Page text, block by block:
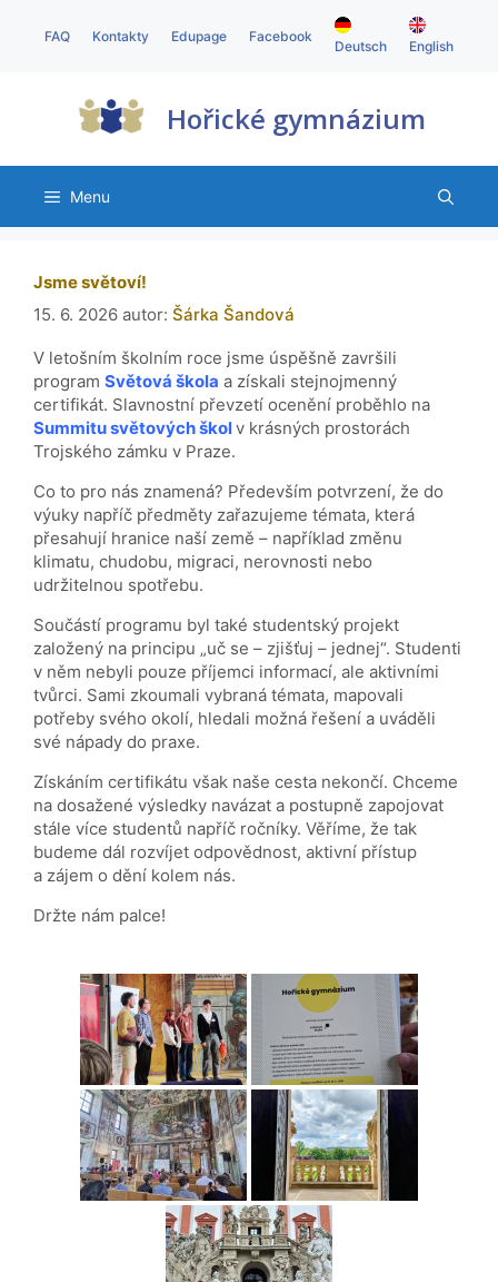
FAQ Kontakty Edupage Facebook
Deutsch English
Hořické gymnázium
Menu
Jsme světoví!
15. 6. 2026 autor: Šárka Šandová
V letošním školním roce jsme úspěšně završili
program Světová škola a získali stejnojmenný
certifikát. Slavnostní převzetí ocenění proběhlo na
Summitu světových školv krásných prostorách
Trojského zámku v Praze.
Co to pro nás znamená? Především potvrzení, že do
výuky napříč předměty zařazujeme témata, která
přesahují hranice naší země – například změnu
klimatu, chudobu, migraci, nerovnosti nebo
udržitelnou spotřebu.
Součástí programu byl také studentský projekt
založený na principu „uč se – zjišťuj – jednej“. Studenti
v něm nebyli pouze příjemci informací, ale aktivními
tvůrci. Sami zkoumali vybraná témata, mapovali
potřeby svého okolí, hledali možná řešení a uváděli
své nápady do praxe.
Získáním certifikátu však naše cesta nekončí. Chceme
na dosažené výsledky navázat a postupně zapojovat
stále více studentů napříč ročníky. Věříme, že tak
budeme dál rozvíjet odpovědnost, aktivní přístup
a zájem o dění kolem nás.
Držte nám palce!